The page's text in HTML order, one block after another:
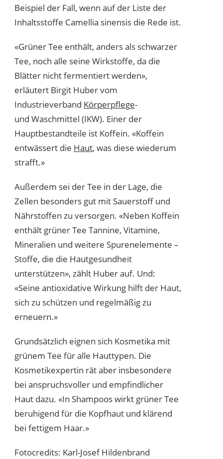
Beispiel der Fall, wenn auf der Liste der
Inhaltsstoffe Camellia sinensis die Rede ist.
«Grüner Tee enthält, anders als schwarzer
Tee, noch alle seine Wirkstoffe, da die
Blätter nicht fermentiert werden»,
erläutert Birgit Huber vom
Industrieverband Körperpflege-
und Waschmittel (IKW). Einer der
Hauptbestandteile ist Koffein. «Koffein
entwässert die Haut, was diese wiederum
strafft.»
Außerdem sei der Tee in der Lage, die
Zellen besonders gut mit Sauerstoff und
Nährstoffen zu versorgen. «Neben Koffein
enthält grüner Tee Tannine, Vitamine,
Mineralien und weitere Spurenelemente –
Stoffe, die die Hautgesundheit
unterstützen», zählt Huber auf. Und:
«Seine antioxidative Wirkung hilft der Haut,
sich zu schützen und regelmäßig zu
erneuern.»
Grundsätzlich eignen sich Kosmetika mit
grünem Tee für alle Hauttypen. Die
Kosmetikexpertin rät aber insbesondere
bei anspruchsvoller und empfindlicher
Haut dazu. «In Shampoos wirkt grüner Tee
beruhigend für die Kopfhaut und klärend
bei fettigem Haar.»
Fotocredits: Karl-Josef Hildenbrand